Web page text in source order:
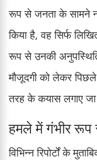
रूप से जनता के सामने
किया है, वह सिर्फ
रूप से उनकी
मौजूदगी को लेकर
तरह के कयास लगाए
हमले में गंभीर रूप
विभिन्न रिपोर्टों के